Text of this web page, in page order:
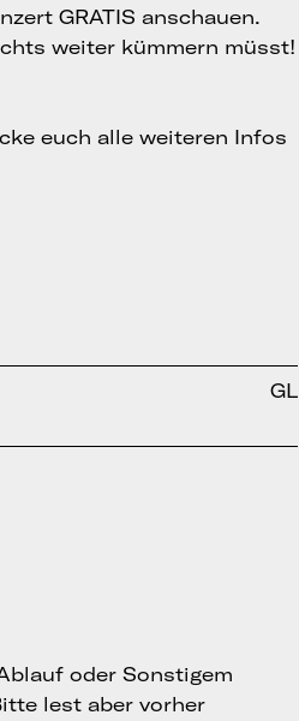
GRATIS anschauen.
weiter kümmern müsst!
euch alle weiteren Infos
GL
oder Sonstigem
lest aber vorher